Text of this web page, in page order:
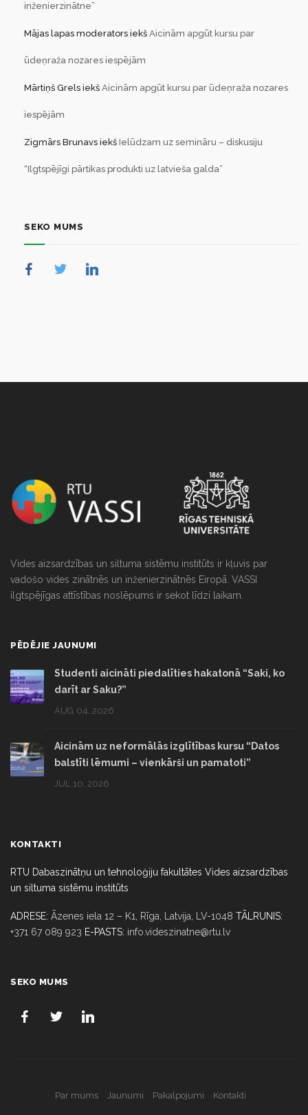
inženierzinātne”
Mājas lapas moderators iekš Aicinām apgūt kursu par
ūdeņraža nozares iespējām
Mārtiņš Grels iekš Aicinām apgūt kursu par ūdeņraža nozares
iespējām
Zigmārs Brunavs iekš Ielūdzam uz semināru – diskusiju
“Ilgtspējīgi pārtikas produkti uz latvieša galda”
SEKO MUMS
Vides aizsardzības un siltuma sistēmu institūts ir kļuvis par
vadošo vides zinātnēs un inženierzinātnēs Eiropā. VASSI
ilgtspējīgas attīstības noslēpums ir sekot līdzi laikam.
PĒDĒJIE JAUNUMI
Studenti aicināti piedalīties hakatonā “Saki, ko
darīt ar Saku?”
AUG 04, 2026
Aicinām uz neformālās izglītības kursu “Datos
balstīti lēmumi – vienkārši un pamatoti”
JUL 10, 2026
KONTAKTI
RTU Dabaszinātņu un tehnoloģiju fakultātes Vides aizsardzības
un siltuma sistēmu institūts
ADRESE: Āzenes iela 12 – K1, Rīga, Latvija, LV-1048 TĀLRUNIS:
+371 67 089 923 E-PASTS: info.videszinatne@rtu.lv
SEKO MUMS
Par mums Jaunumi Pakalpojumi Kontakti